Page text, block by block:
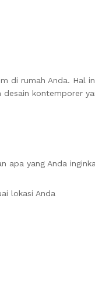
di rumah Anda. Hal
kontemporer
apa yang Anda
lokasi Anda